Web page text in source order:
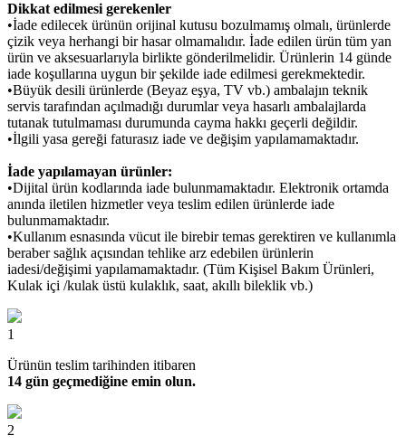
Dikkat edilmesi gerekenler
•İade edilecek ürünün orijinal kutusu bozulmamış olmalı, ürünlerde
çizik veya herhangi bir hasar olmamalıdır. İade edilen ürün tüm yan
ürün ve aksesuarlarıyla birlikte gönderilmelidir. Ürünlerin 14 günde
iade koşullarına uygun bir şekilde iade edilmesi gerekmektedir.
•Büyük desili ürünlerde (Beyaz eşya, TV vb.) ambalajın teknik
servis tarafından açılmadığı durumlar veya hasarlı ambalajlarda
tutanak tutulmaması durumunda cayma hakkı geçerli değildir.
•İlgili yasa gereği faturasız iade ve değişim yapılamamaktadır.
İade yapılamayan ürünler:
•Dijital ürün kodlarında iade bulunmamaktadır. Elektronik ortamda
anında iletilen hizmetler veya teslim edilen ürünlerde iade
bulunmamaktadır.
•Kullanım esnasında vücut ile birebir temas gerektiren ve kullanımla
beraber sağlık açısından tehlike arz edebilen ürünlerin
iadesi/değişimi yapılamamaktadır. (Tüm Kişisel Bakım Ürünleri,
Kulak içi /kulak üstü kulaklık, saat, akıllı bileklik vb.)
1
Ürünün teslim tarihinden itibaren
14 gün geçmediğine emin olun.
2